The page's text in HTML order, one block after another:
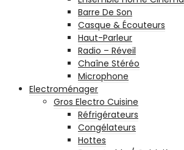
Barre De Son
Casque & Écouteurs
Haut-Parleur
Radio – Réveil
Chaîne Stéréo
Microphone
Electroménager
Gros Electro Cuisine
Réfrigérateurs
Congélateurs
Hottes